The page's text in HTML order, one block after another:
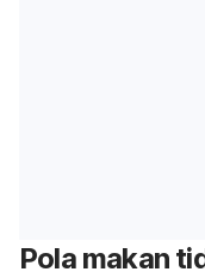
Pola makan